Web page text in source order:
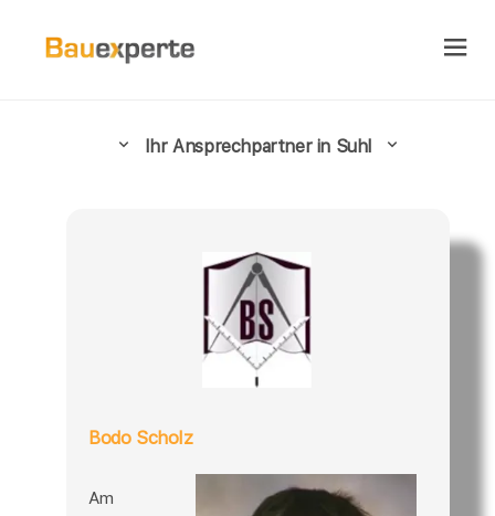
Ihr Ansprechpartner in Suhl
Bodo Scholz
Am